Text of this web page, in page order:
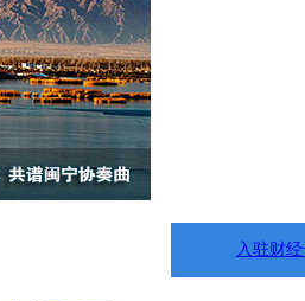
入驻财